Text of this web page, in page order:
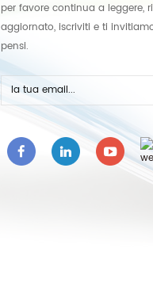
per favore continua a leggere,
aggiornato, iscriviti e ti
pensi.